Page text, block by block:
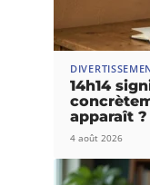
14h14
apparaît ?
4 août 2026